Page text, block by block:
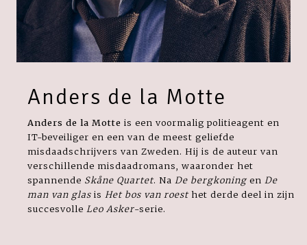
Anders de la Motte
Anders de la Motte is een voormalig politieagent en
IT-beveiliger en een van de meest geliefde
misdaadschrijvers van Zweden. Hij is de auteur van
verschillende misdaadromans, waaronder het
spannende Skåne Quartet. Na De bergkoning en De
man van glas is Het bos van roesthet derde deel in zijn
succesvolle Leo Asker-serie.